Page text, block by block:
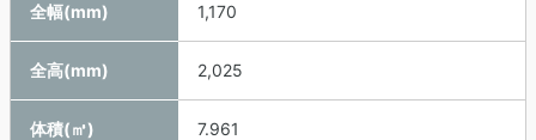
全幅(mm) 1,170
全高(mm) 2,025
体積(㎥) 7.961